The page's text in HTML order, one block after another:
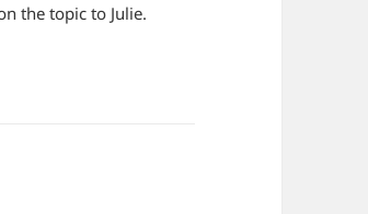
the topic to Julie.